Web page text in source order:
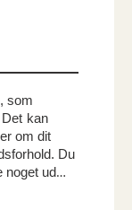
som
kan
om dit
Du
uden